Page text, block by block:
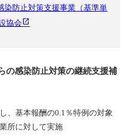
染防止対策支援事業（基準単
協会
の感染防止対策の継続支援補
、基本報酬の0.1％特例の対象
所に対して実施